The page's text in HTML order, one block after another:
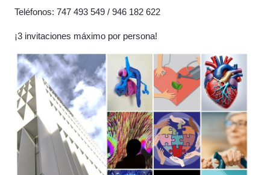
Teléfonos: 747 493 549 / 946 182 622
¡3 invitaciones máximo por persona!